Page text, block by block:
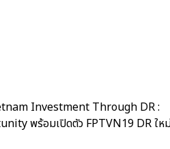
Investment Through DR :
พร้อมเปิดตัว FPTVN19 DR ให